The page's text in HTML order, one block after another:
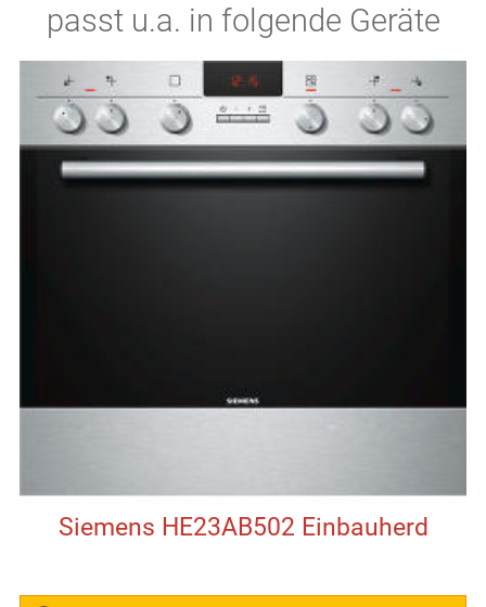
passt u.a. in folgende Geräte
Siemens HE23AB502 Einbauherd